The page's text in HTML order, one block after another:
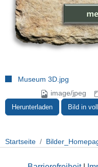
Museum 3D.jpg
image/jpeg
Herunterladen Bild in
Startseite